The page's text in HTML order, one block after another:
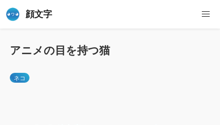
顔文字
アニメの目を持つ猫
ネコ